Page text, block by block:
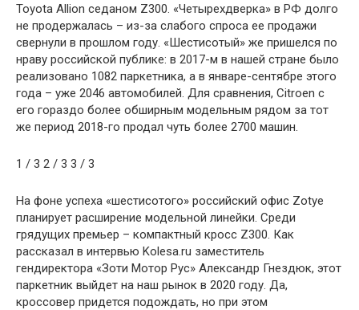
Toyota Allion седаном Z300. «Четырехдверка» в РФ долго
не продержалась – из-за слабого спроса ее продажи
свернули в прошлом году. «Шестисотый» же пришелся по
нраву российской публике: в 2017-м в нашей стране было
реализовано 1082 паркетника, а в январе-сентябре этого
года – уже 2046 автомобилей. Для сравнения, Citroen с
его гораздо более обширным модельным рядом за тот
же период 2018-го продал чуть более 2700 машин.
1 / 3 2 / 3 3 / 3
На фоне успеха «шестисотого» российский офис Zotye
планирует расширение модельной линейки. Среди
грядущих премьер – компактный кросс Z300. Как
рассказал в интервью Kolesa.ru заместитель
гендиректора «Зоти Мотор Рус» Александр Гнездюк, этот
паркетник выйдет на наш рынок в 2020 году. Да,
кроссовер придется подождать, но при этом